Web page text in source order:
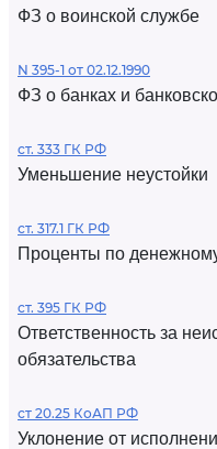
ФЗ о воинской службе
N 395-1 от 02.12.1990
ФЗ о банках и
ст. 333 ГК РФ
Уменьшение неустойки
ст. 317.1 ГК РФ
Проценты по
ст. 395 ГК РФ
Ответственность за
обязательства
ст 20.25 КоАП РФ
Уклонение от